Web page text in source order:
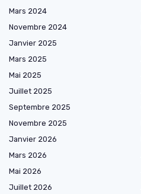
Mars 2024
Novembre 2024
Janvier 2025
Mars 2025
Mai 2025
Juillet 2025
Septembre 2025
Novembre 2025
Janvier 2026
Mars 2026
Mai 2026
Juillet 2026